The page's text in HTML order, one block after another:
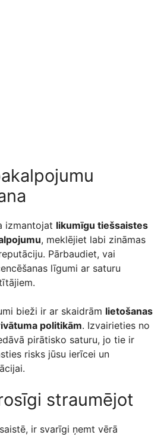
izmantojat likumīgu tiešsaistes
, meklējiet labi zināmas
Pārbaudiet, vai
līgumi ar saturu
bieži ir ar skaidrām lietošanas
politikām. Izvairieties no
pirātisko saturu, jo tie ir
risks jūsu ierīcei un
straumējot
ir svarīgi ņemt vērā